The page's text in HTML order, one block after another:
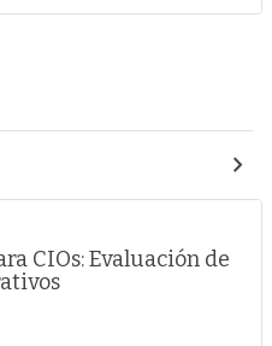
CIOs: Evaluación de